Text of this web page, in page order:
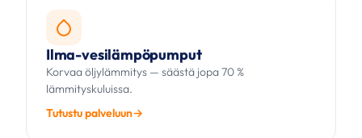
Ilma-vesilämpöpumput
Korvaa öljylämmitys — säästä jopa 70 %
lämmityskuluissa.
Tutustu palveluun